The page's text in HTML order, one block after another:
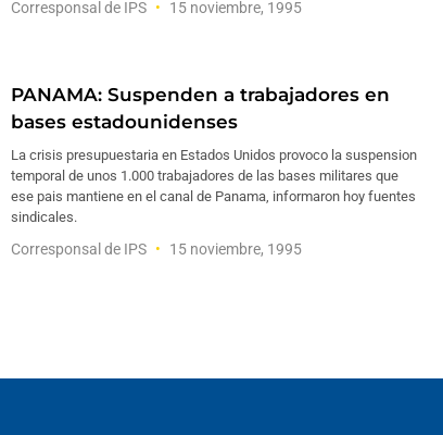
Corresponsal de IPS 15 noviembre, 1995
PANAMA: Suspenden a trabajadores en
bases estadounidenses
La crisis presupuestaria en Estados Unidos provoco la suspension
temporal de unos 1.000 trabajadores de las bases militares que
ese pais mantiene en el canal de Panama, informaron hoy fuentes
sindicales.
Corresponsal de IPS 15 noviembre, 1995